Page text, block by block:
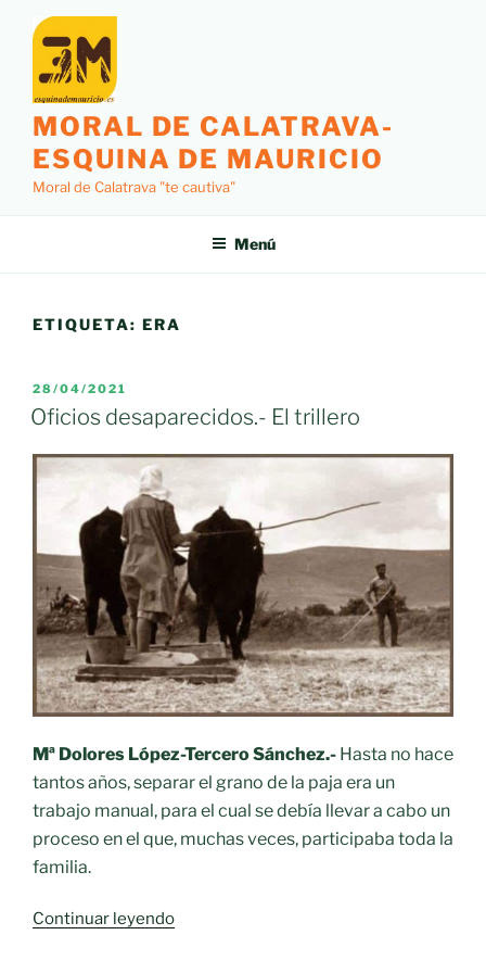
contenido
MORAL DE CALATRAVA-
ESQUINA DE MAURICIO
Moral de Calatrava "te cautiva"
Menú
ETIQUETA: ERA
PUBLICADO
EL
28/04/2021
Oficios desaparecidos.- El trillero
Mª Dolores López-Tercero Sánchez.- Hasta no hace
tantos años, separar el grano de la paja era un
trabajo manual, para el cual se debía llevar a cabo un
proceso en el que, muchas veces, participaba toda la
familia.
Continuar leyendo«Oficios